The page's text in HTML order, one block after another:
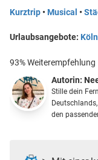
Kurztrip • Musical •
Urlaubsangebote:
93% Weiterempfehlung
Autorin:
Stille dein
den